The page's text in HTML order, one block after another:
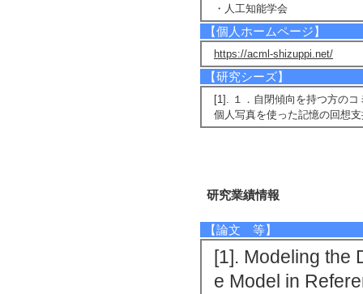
・人工知能学会
【個人ホームページ】
https://acml-shizuppi.net/
【研究シーズ】
[1]. １．自閉傾向を持つ方の
個人写真を使った記憶の回想
研究業績情報
【論文 等】
[1]. Modeling the
e Model in